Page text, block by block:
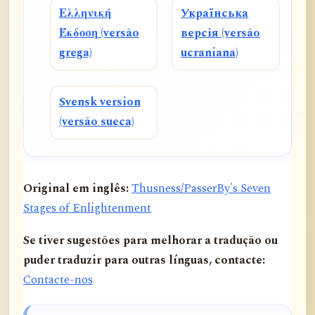
Ελληνική
Έκδοση (versão
grega)
Українська
версія (versão
ucraniana)
Svensk version
(versão sueca)
Original em inglês:Thusness/PasserBy's Seven
Stages of Enlightenment
Se tiver sugestões para melhorar a tradução ou
puder traduzir para outras línguas, contacte:
Contacte-nos